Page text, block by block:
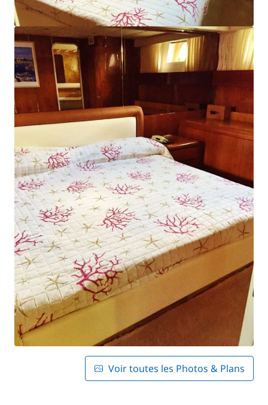
Voir toutes les Photos & Plans